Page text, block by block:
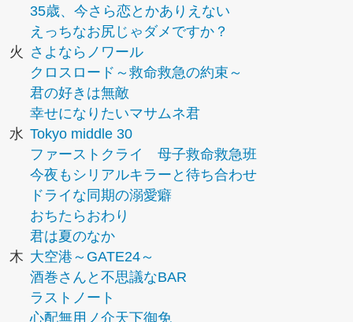
35歳、今さら恋とかありえない
えっちなお尻じゃダメですか？
火
さよならノワール
クロスロード～救命救急の約束～
君の好きは無敵
幸せになりたいマサムネ君
水 Tokyo middle 30
ファーストクライ 母子救命救急班
今夜もシリアルキラーと待ち合わせ
ドライな同期の溺愛癖
おちたらおわり
君は夏のなか
木 大空港～GATE24～
酒巻さんと不思議なBAR
ラストノート
心配無用ノ介天下御免